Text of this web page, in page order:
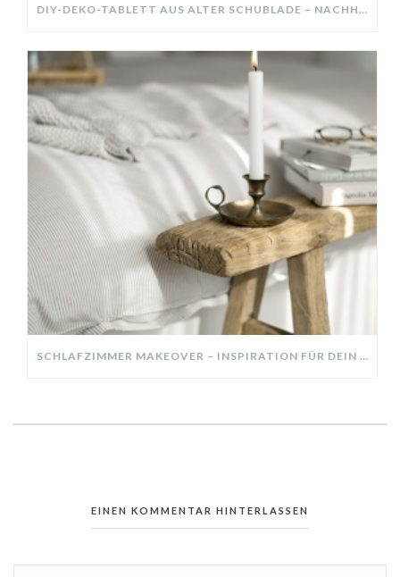
DIY-DEKO-TABLETT AUS ALTER SCHUBLADE – NACHHALTIGE HERBSTDEKO SELBER MACHEN!
SCHLAFZIMMER MAKEOVER – INSPIRATION FÜR DEIN SCHLAFZIMMER: AUS ALT MACH NEU – HELL, GEMÜTLICH UND EINLADEND
EINEN KOMMENTAR HINTERLASSEN